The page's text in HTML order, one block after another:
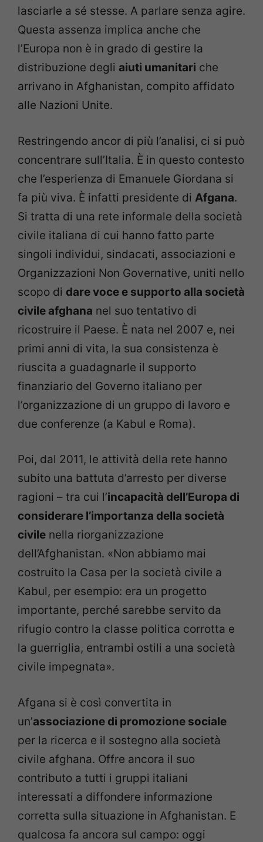
lasciarle a sé stesse. A parlare senza agire.
Questa assenza implica anche che
l’Europa non è in grado di gestire la
distribuzione degli aiuti umanitari che
arrivano in Afghanistan, compito affidato
alle Nazioni Unite.
Restringendo ancor di più l’analisi, ci si può
concentrare sull’Italia. È in questo contesto
che l’esperienza di Emanuele Giordana si
fa più viva. È infatti presidente di Afgana.
Si tratta di una rete informale della società
civile italiana di cui hanno fatto parte
singoli individui, sindacati, associazioni e
Organizzazioni Non Governative, uniti nello
scopo di dare voce e supporto alla società
civile afghana nel suo tentativo di
ricostruire il Paese. È nata nel 2007 e, nei
primi anni di vita, la sua consistenza è
riuscita a guadagnarle il supporto
finanziario del Governo italiano per
l’organizzazione di un gruppo di lavoro e
due conferenze (a Kabul e Roma).
Poi, dal 2011, le attività della rete hanno
subito una battuta d’arresto per diverse
ragioni – tra cui l’incapacità dell’Europa di
considerare l’importanza della società
civile nella riorganizzazione
dell’Afghanistan. «Non abbiamo mai
costruito la Casa per la società civile a
Kabul, per esempio: era un progetto
importante, perché sarebbe servito da
rifugio contro la classe politica corrotta e
la guerriglia, entrambi ostili a una società
civile impegnata».
Afgana si è così convertita in
un’associazione di promozione sociale
per la ricerca e il sostegno alla società
civile afghana. Offre ancora il suo
contributo a tutti i gruppi italiani
interessati a diffondere informazione
corretta sulla situazione in Afghanistan. E
qualcosa fa ancora sul campo: oggi